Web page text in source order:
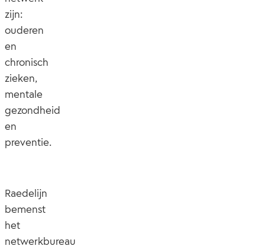
zijn:
ouderen
en
chronisch
zieken,
mentale
gezondheid
en
preventie.
Raedelijn
bemenst
het
netwerkbureau